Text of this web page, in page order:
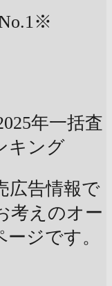
※
年一括査
キング
広告情報で
考えのオー
ジです。